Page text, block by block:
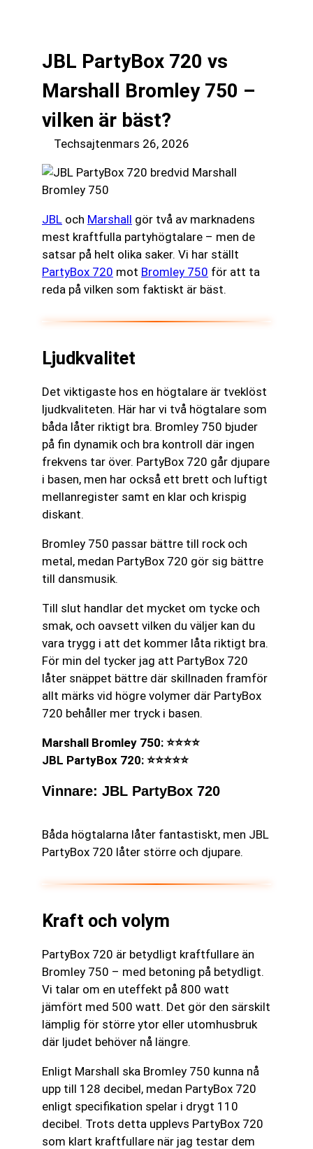
JBL PartyBox 720 vs
Marshall Bromley 750 –
vilken är bäst?
Techsajtenmars 26, 2026
JBL och Marshall gör två av marknadens
mest kraftfulla partyhögtalare – men de
satsar på helt olika saker. Vi har ställt
PartyBox 720 mot Bromley 750 för att ta
reda på vilken som faktiskt är bäst.
Ljudkvalitet
Det viktigaste hos en högtalare är tveklöst
ljudkvaliteten. Här har vi två högtalare som
båda låter riktigt bra. Bromley 750 bjuder
på fin dynamik och bra kontroll där ingen
frekvens tar över. PartyBox 720 går djupare
i basen, men har också ett brett och luftigt
mellanregister samt en klar och krispig
diskant.
Bromley 750 passar bättre till rock och
metal, medan PartyBox 720 gör sig bättre
till dansmusik.
Till slut handlar det mycket om tycke och
smak, och oavsett vilken du väljer kan du
vara trygg i att det kommer låta riktigt bra.
För min del tycker jag att PartyBox 720
låter snäppet bättre där skillnaden framför
allt märks vid högre volymer där PartyBox
720 behåller mer tryck i basen.
Marshall Bromley 750: ⭐⭐⭐⭐
JBL PartyBox 720: ⭐⭐⭐⭐⭐
Vinnare: JBL PartyBox 720
Båda högtalarna låter fantastiskt, men JBL
PartyBox 720 låter större och djupare.
Kraft och volym
PartyBox 720 är betydligt kraftfullare än
Bromley 750 – med betoning på betydligt.
Vi talar om en uteffekt på 800 watt
jämfört med 500 watt. Det gör den särskilt
lämplig för större ytor eller utomhusbruk
där ljudet behöver nå längre.
Enligt Marshall ska Bromley 750 kunna nå
upp till 128 decibel, medan PartyBox 720
enligt specifikation spelar i drygt 110
decibel. Trots detta upplevs PartyBox 720
som klart kraftfullare när jag testar dem